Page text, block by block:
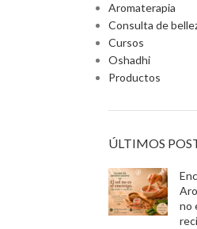
Aromaterapia
Consulta de
Cursos
Oshadhi
Productos
ÚLTIMOS
no